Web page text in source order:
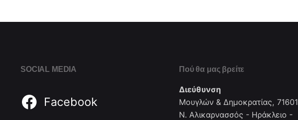
SOCIAL MEDIA
Facebook
Πού θα μας βρείτε
Διεύθυνση
Μουγλών & Δημοκρατίας, 71601
Ν. Αλικαρνασσός - Ηράκλειο -